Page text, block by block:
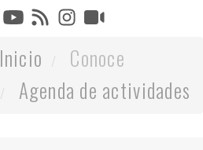
Inicio
Conoce
Agenda de actividades